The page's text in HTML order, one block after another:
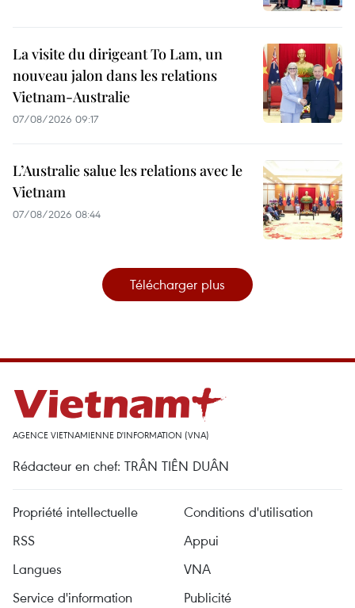
La visite du dirigeant To Lam, un
nouveau jalon dans les relations
Vietnam-Australie
07/08/2026 09:17
L’Australie salue les relations avec le
Vietnam
07/08/2026 08:44
Télécharger plus
AGENCE VIETNAMIENNE D'INFORMATION (VNA)
Rédacteur en chef: TRÂN TIÊN DUÂN
Propriété intellectuelle
Conditions d'utilisation
RSS
Appui
Langues
VNA
Service d'information
Publicité